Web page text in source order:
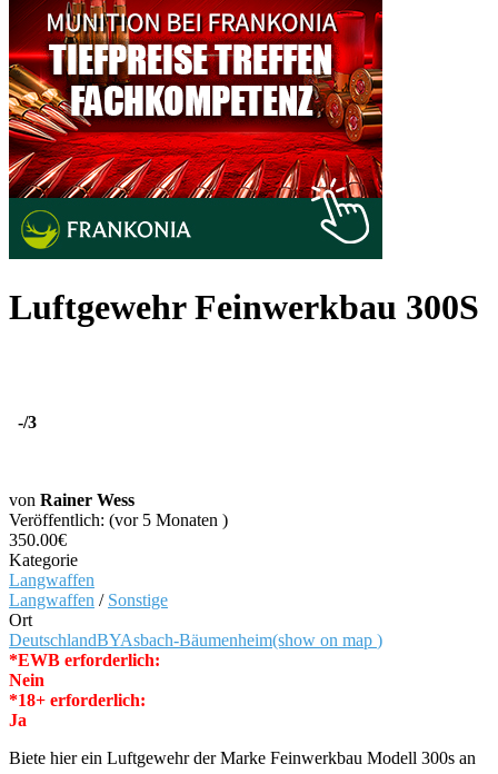
Luftgewehr Feinwerkbau 300S
-/3
von Rainer Wess
Veröffentlich: (vor 5 Monaten )
350.00€
Kategorie
Langwaffen
Langwaffen / Sonstige
Ort
DeutschlandBYAsbach-Bäumenheim(show on map )
*EWB erforderlich:
Nein
*18+ erforderlich:
Ja
Biete hier ein Luftgewehr der Marke Feinwerkbau Modell 300s an